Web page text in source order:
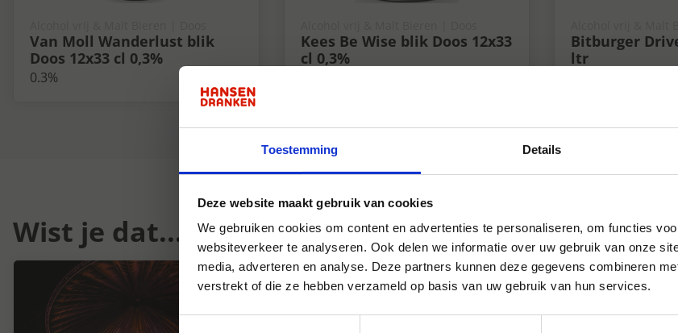
Toestemming Details
Deze website maakt gebruik van cookies
We gebruiken cookies om content en advertenties te personaliseren, om functies
websiteverkeer te analyseren. Ook delen we informatie over uw gebruik van onze
media, adverteren en analyse. Deze partners kunnen deze gegevens combineren
verstrekt of die ze hebben verzameld op basis van uw gebruik van hun services.
Van Moll Wanderlust blik
Doos 12x33 cl 0,3%
0.3%
Kees Be Wise blik Doos 12x33
cl 0,3%
Bitburger
ltr
Wist je dat...